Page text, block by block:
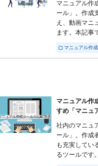
マニュアル作
ール」。作成
え、動画マニ
ます。本記事
マニュアル作
マニュアル作
すめ「マニュ
社内のマニュ
ール」。作成
も充実してい
るツールです